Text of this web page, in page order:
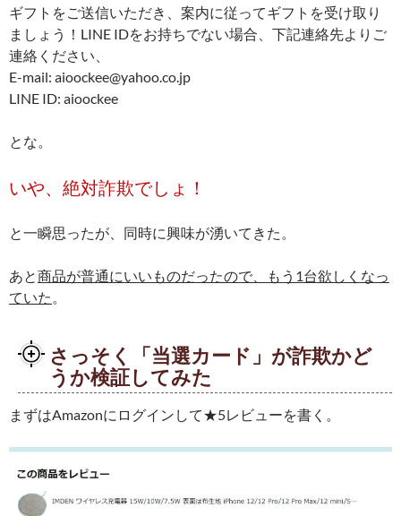
ギフトをご送信いただき、案内に従ってギフトを受け取り
ましょう！LINE IDをお持ちでない場合、下記連絡先よりご
連絡ください、
E-mail: aioockee@yahoo.co.jp
LINE ID: aioockee
とな。
いや、絶対詐欺でしょ！
と一瞬思ったが、同時に興味が湧いてきた。
あと商品が普通にいいものだったので、もう1台欲しくなっ
ていた
さっそく「当選カード」が詐欺かど
うか検証してみた
まずはAmazonにログインして★5レビューを書く。